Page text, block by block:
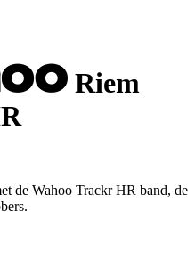
Riem
de Wahoo Trackr HR band, de